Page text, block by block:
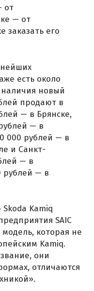
от
— от
заказать его
есть около
новый
продают в
— в Брянске,
— в
000 рублей — в
и Санкт-
— в
рублей — в
Kamiq
SAIC
которая не
Kamiq.
они
отличаются